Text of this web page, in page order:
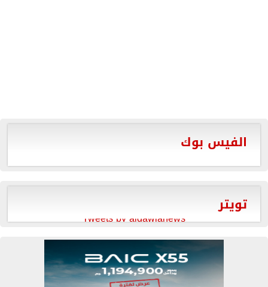
الفيس بوك
تويتر
Tweets by aldawlanews